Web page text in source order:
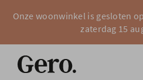
Onze woonwinkel is gesloten
zaterdag 15